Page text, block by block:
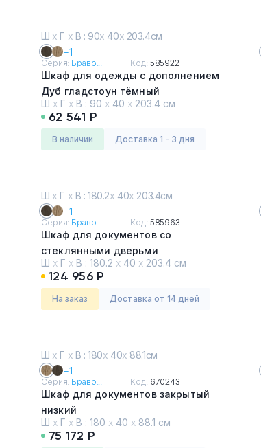
Ш х Г х В : 90х 40х 203.4см
+1
Серия: Браво... Код: 585922
Шкаф для одежды с дополнением
Дуб гладстоун тёмный
Ш х Г х В : 90 х 40 х 203.4 см
62 541 Р
в наличии Доставка 1 - 3 дня
Ш х Г х В : 180.2х 40х 203.4см
+1
Серия: Браво... Код: 585963
Шкаф для документов со
стеклянными дверьми
Дуб гладстоун тёмный
Ш х Г х В : 180.2 х 40 х 203.4 см
124 956 Р
На заказ Доставка от 14 дней
Ш х Г х В : 180х 40х 88.1см
+1
Серия: Браво... Код: 670243
Шкаф для документов закрытый
низкий
Дуб гладстоун светлый
Ш х Г х В : 180 х 40 х 88.1 см
75 172 Р